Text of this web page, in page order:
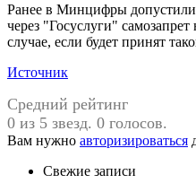
Ранее в Минцифры
через "Госуслуги"
случае, если будет принят
Источник
Средний рейтинг
0 из 5 звезд. 0 голосов.
Вам нужно авторизироваться
Свежие записи